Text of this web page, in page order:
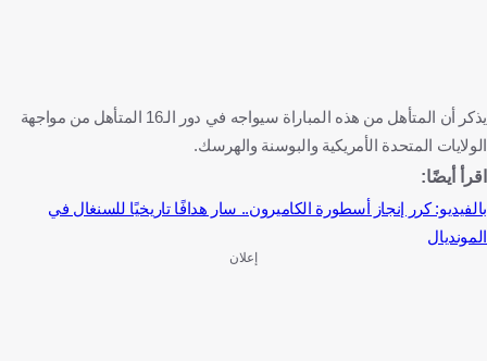
يذكر أن المتأهل من هذه المباراة سيواجه في دور الـ16 المتأهل من مواجهة
الولايات المتحدة الأمريكية والبوسنة والهرسك.
اقرأ أيضًا:
بالفيديو: كرر إنجاز أسطورة الكاميرون.. سار هدافًا تاريخيًا للسنغال في
المونديال
إعلان